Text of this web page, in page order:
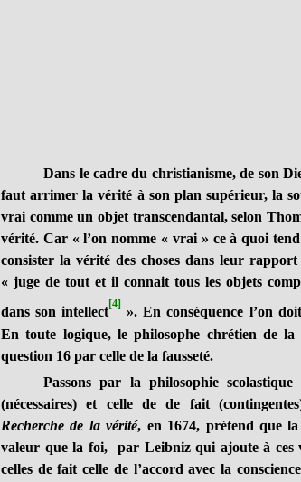
Dans le cadre du christianisme, de son
faut arrimer la vérité à son plan supérieur, la
vrai comme un objet transcendantal, selon
vérité. Car « l’on nomme « vrai » ce à quoi
consister la vérité des choses dans leur
« juge de tout et il connait tous les objets
dans son intellect[4] ». En conséquence l’on
En toute logique, le philosophe chrétien de la
question 16 par celle de la fausseté.
Passons par la philosophie
(nécessaires) et celle de de fait
Recherche de la vérité, en 1674, prétend que
valeur que la foi, par Leibniz qui ajoute à ces
celles de fait celle de l’accord avec la